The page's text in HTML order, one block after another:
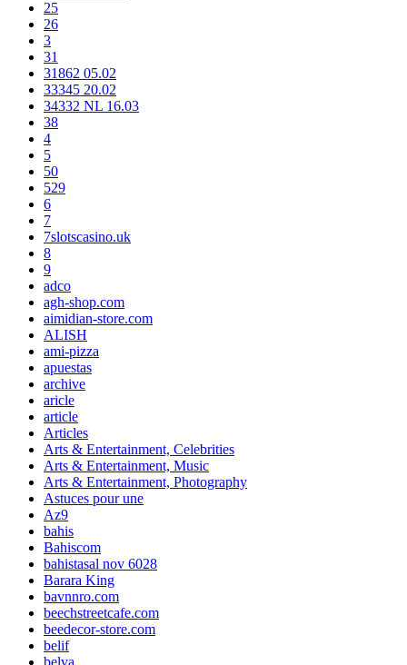
25
26
3
31
31862 05.02
33345 20.02
34332 NL 16.03
38
4
5
50
529
6
7
7slotscasino.uk
8
9
adco
agh-shop.com
aimidian-store.com
ALISH
ami-pizza
apuestas
archive
aricle
article
Articles
Arts & Entertainment, Celebrities
Arts & Entertainment, Music
Arts & Entertainment, Photography
Astuces pour une
Az9
bahis
Bahiscom
bahistasal nov 6028
Barara King
bavnnro.com
beechstreetcafe.com
beedecor-store.com
belif